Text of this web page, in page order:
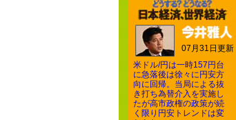
07月31日更新
米ドル/円は一時157円台
に急落後は徐々に円安方
向に回帰。当局による抜
き打ち為替介入を実施し
たが高市政権の政策が続
く限り円安トレンドは変